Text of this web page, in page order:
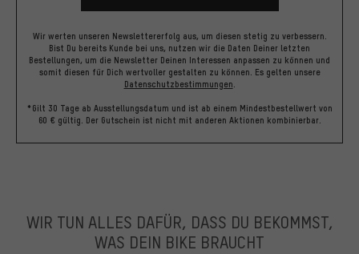
Wir werten unseren Newslettererfolg aus, um diesen stetig zu verbessern.
Bist Du bereits Kunde bei uns, nutzen wir die Daten Deiner letzten
Bestellungen, um die Newsletter Deinen Interessen anpassen zu können und
somit diesen für Dich wertvoller gestalten zu können. Es gelten unsere
Datenschutzbestimmungen.
*Gilt 30 Tage ab Ausstellungsdatum und ist ab einem Mindestbestellwert von
60 € gültig. Der Gutschein ist nicht mit anderen Aktionen kombinierbar.
WIR TUN ALLES DAFÜR, DASS DU BEKOMMST,
WAS DEIN BIKE BRAUCHT